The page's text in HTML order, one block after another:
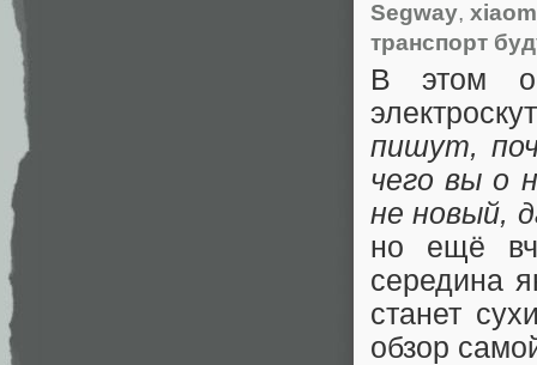
Segway,
транспорт
В этом
пишут,
чего вы о
не новый,
но ещё
середина
станет
обзор